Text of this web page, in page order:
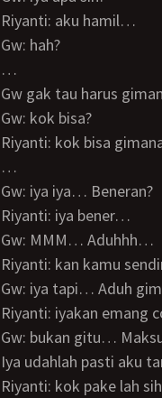
Riyanti: aku hamil…
Gw: hah?
…
Gw gak tau harus
Gw: kok bisa?
Riyanti: kok bisa
…
Gw: iya iya… Beneran?
Riyanti: iya bener…
Gw: MMM… Aduhhh…
Riyanti: kan kamu
Gw: iya tapi… Aduh
Riyanti: iyakan
Gw: bukan gitu…
Iya udahlah pasti aku
Riyanti: kok pake lah